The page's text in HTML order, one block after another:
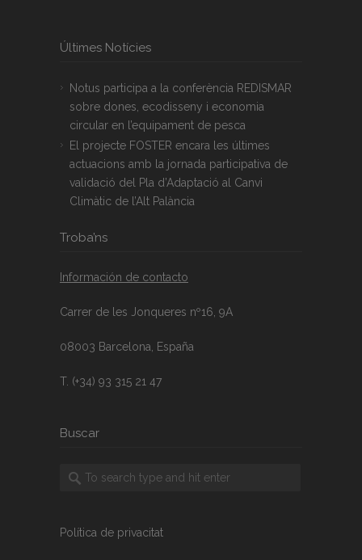
Últimes Notícies
Notus participa a la conferència REDISMAR
sobre dones, ecodisseny i economia
circular en l’equipament de pesca
El projecte FOSTER encara les últimes
actuacions amb la jornada participativa de
validació del Pla d’Adaptació al Canvi
Climàtic de l’Alt Palància
Troba’ns
Información de contacto
Carrer de les Jonqueres nº16, 9A
08003 Barcelona, España
T. (+34) 93 315 21 47
Buscar
Política de privacitat